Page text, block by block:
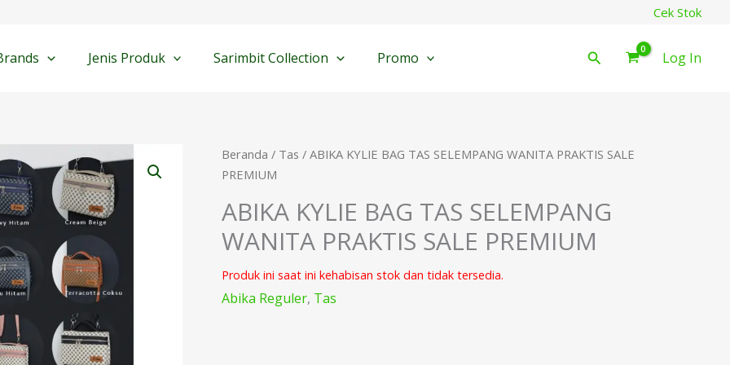
Cek Stok
Jenis Produk Sarimbit Collection Promo Cari Log In
Beranda / Tas / ABIKA KYLIE BAG TAS SELEMPANG WANITA PRAKTIS SALE
PREMIUM
ABIKA KYLIE BAG TAS SELEMPANG
WANITA PRAKTIS SALE PREMIUM
Produk ini saat ini kehabisan stok dan tidak tersedia.
Abika Reguler, Tas